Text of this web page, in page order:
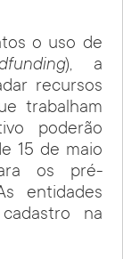
o uso de
), a
recursos
trabalham
poderão
15 de maio
os pré-
entidades
na